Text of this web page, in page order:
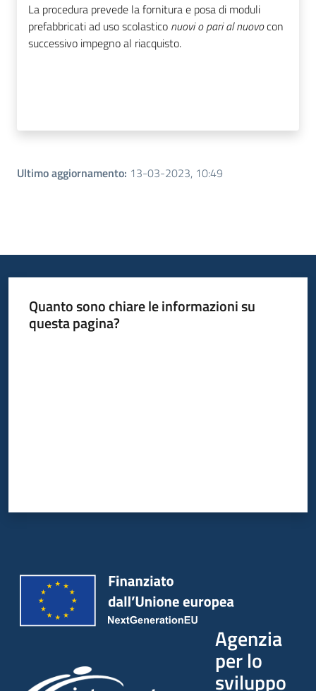
La procedura prevede la fornitura e posa di moduli
prefabbricati ad uso scolastico nuovi o pari al nuovocon
successivo impegno al riacquisto.
Ultimo aggiornamento: 13-03-2023, 10:49
Quanto sono chiare le informazioni su
questa pagina?
Agenzia
per lo
sviluppo